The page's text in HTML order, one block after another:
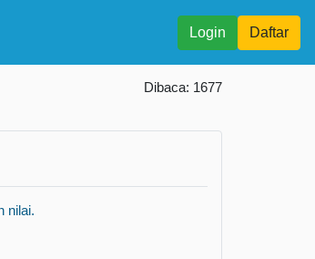
Login Daftar
Dibaca: 1677
nilai.